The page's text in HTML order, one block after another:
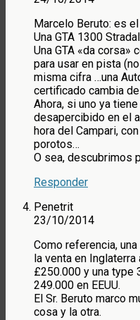
Marcelo Beruto: es
Una GTA 1300
Una GTA «da corsa»
para usar en pista
misma cifra …una
certificado cambia
Ahora, si uno ya
desapercibido en el
hora del Campari,
porotos…
O sea, descubrimos
Responder
Penetrit
23/10/2014
Como referencia,
la venta en Inglaterra
£250.000 y una type
249.000 en EEUU.
El Sr. Beruto marco
cosa y la otra.